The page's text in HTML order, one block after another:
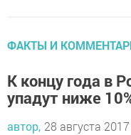
ФАКТЫ И
К концу года в
упадут ниже
автор, 28 августа